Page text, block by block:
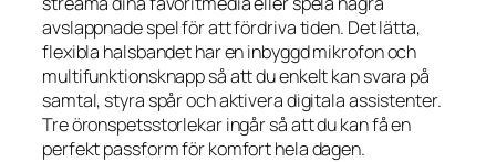
avslappnade spel för att fördriva tiden. Det lätta,
flexibla halsbandet har en inbyggd mikrofon och
multifunktionsknapp så att du enkelt kan svara på
samtal, styra spår och aktivera digitala assistenter.
Tre öronspetsstorlekar ingår så att du kan få en
perfekt passform för komfort hela dagen.